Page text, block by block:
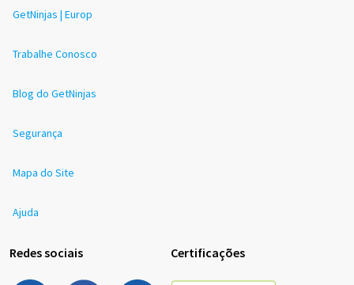
GetNinjas | Europ
Trabalhe Conosco
Blog do GetNinjas
Segurança
Mapa do Site
Ajuda
Redes sociais Certificações